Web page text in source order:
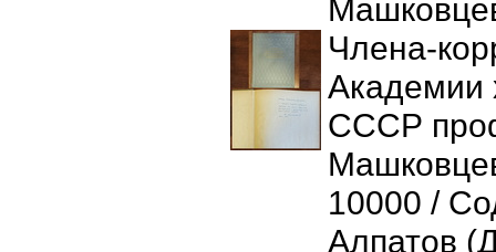
Члена-
Академии
СССР
10000 /
Алпатов